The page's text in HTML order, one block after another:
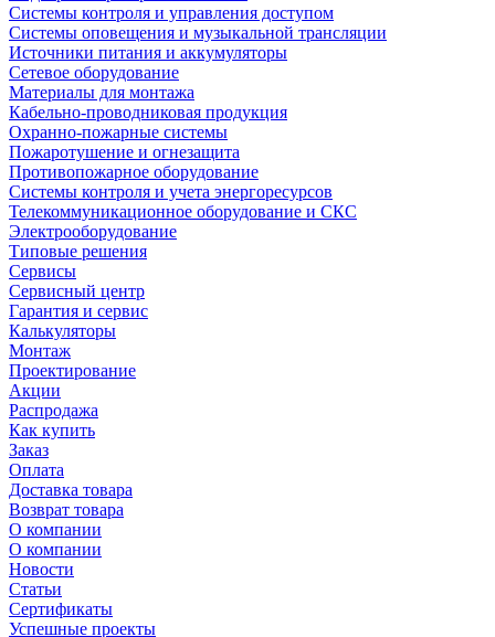
Системы контроля и управления доступом
Системы оповещения и музыкальной трансляции
Источники питания и аккумуляторы
Сетевое оборудование
Материалы для монтажа
Кабельно-проводниковая продукция
Охранно-пожарные системы
Пожаротушение и огнезащита
Противопожарное оборудование
Системы контроля и учета энергоресурсов
Телекоммуникационное оборудование и СКС
Электрооборудование
Типовые решения
Сервисы
Сервисный центр
Гарантия и сервис
Калькуляторы
Монтаж
Проектирование
Акции
Распродажа
Как купить
Заказ
Оплата
Доставка товара
Возврат товара
О компании
О компании
Новости
Статьи
Сертификаты
Успешные проекты